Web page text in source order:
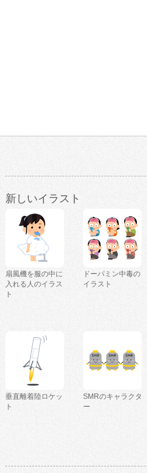
新しいイラスト
扇風機を服の中に
入れる人のイラス
ト
ドーパミン中毒の
イラスト
垂直離着陸ロケッ
ト
SMRのキャラクタ
ー